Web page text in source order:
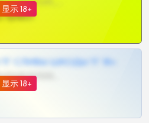
显示 18+
приват
显示 18+
СЛИВЫ ШКОДЫ ТГ 18+